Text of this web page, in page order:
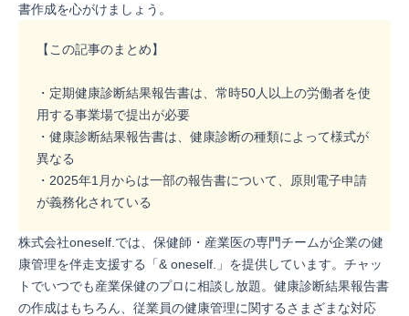
書作成を心がけましょう。
【この記事のまとめ】
・定期健康診断結果報告書は、常時50人以上の労働者を使
用する事業場で提出が必要
・健康診断結果報告書は、健康診断の種類によって様式が
異なる
・2025年1月からは一部の報告書について、原則電子申請
が義務化されている
株式会社oneself. では、保健師・産業医の専門チームが企業の健
康管理を伴走支援する「& oneself.」を提供しています。チャッ
トでいつでも産業保健のプロに相談し放題。健康診断結果報告書
の作成はもちろん、従業員の健康管理に関するさまざまな対応